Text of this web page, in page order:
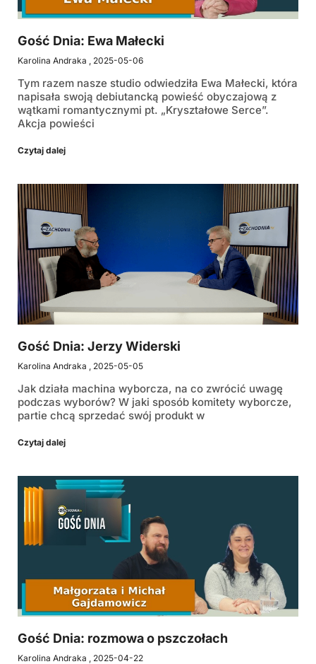
Gość Dnia: Ewa Małecki
Karolina Andraka 2025-05-06
Tym razem nasze studio odwiedziła Ewa Małecki, która
napisała swoją debiutancką powieść obyczajową z
wątkami romantycznymi pt. „Kryształowe Serce”.
Akcja powieści
Czytaj dalej
Gość Dnia: Jerzy Widerski
Karolina Andraka 2025-05-05
Jak działa machina wyborcza, na co zwrócić uwagę
podczas wyborów? W jaki sposób komitety wyborcze,
partie chcą sprzedać swój produkt w
Czytaj dalej
Gość Dnia: rozmowa o pszczołach
Karolina Andraka 2025-04-22